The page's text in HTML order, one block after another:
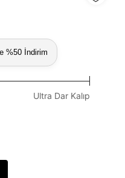
%50 İndirim
Ultra Dar Kalıp
Şifremi Unuttum